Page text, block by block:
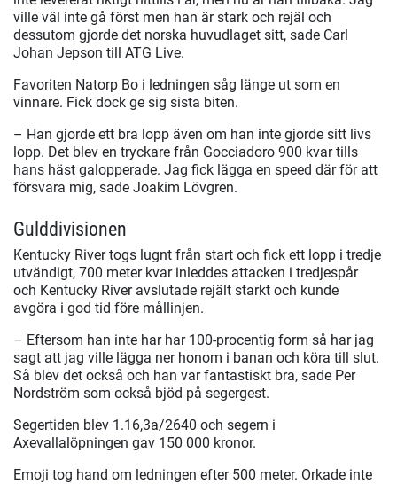
ville väl inte gå först men han är stark och rejäl och
dessutom gjorde det norska huvudlaget sitt, sade Carl
Johan Jepson till ATG Live.
Favoriten Natorp Bo i ledningen såg länge ut som en
vinnare. Fick dock ge sig sista biten.
– Han gjorde ett bra lopp även om han inte gjorde sitt livs
lopp. Det blev en tryckare från Gocciadoro 900 kvar tills
hans häst galopperade. Jag fick lägga en speed där för att
försvara mig, sade Joakim Lövgren.
Gulddivisionen
Kentucky River togs lugnt från start och fick ett lopp i tredje
utvändigt, 700 meter kvar inleddes attacken i tredjespår
och Kentucky River avslutade rejält starkt och kunde
avgöra i god tid före mållinjen.
– Eftersom han inte har har 100-procentig form så har jag
sagt att jag ville lägga ner honom i banan och köra till slut.
Så blev det också och han var fantastiskt bra, sade Per
Nordström som också bjöd på segergest.
Segertiden blev 1.16,3a/2640 och segern i
Axevallalöpningen gav 150 000 kronor.
Emoji tog hand om ledningen efter 500 meter. Orkade inte